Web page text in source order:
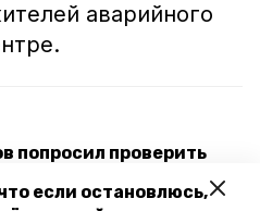
если остановлюсь,
аварийного
попросил проверить
крае